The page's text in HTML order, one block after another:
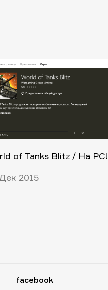
of Tanks Blitz / На PC!
2015
facebook